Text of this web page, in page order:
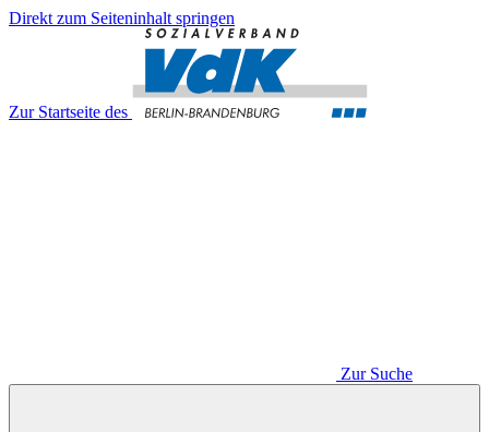
Direkt zum Seiteninhalt springen
Zur Startseite des
Zur Suche